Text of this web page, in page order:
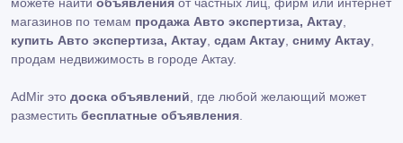
магазинов по темам продажа Авто экспертиза, Актау
купить Авто экспертиза, Актау сдам Актау сниму Актау
продам недвижимость в городе Актау.
AdMir это доска объявлений , где любой желающий может
разместить бесплатные объявления